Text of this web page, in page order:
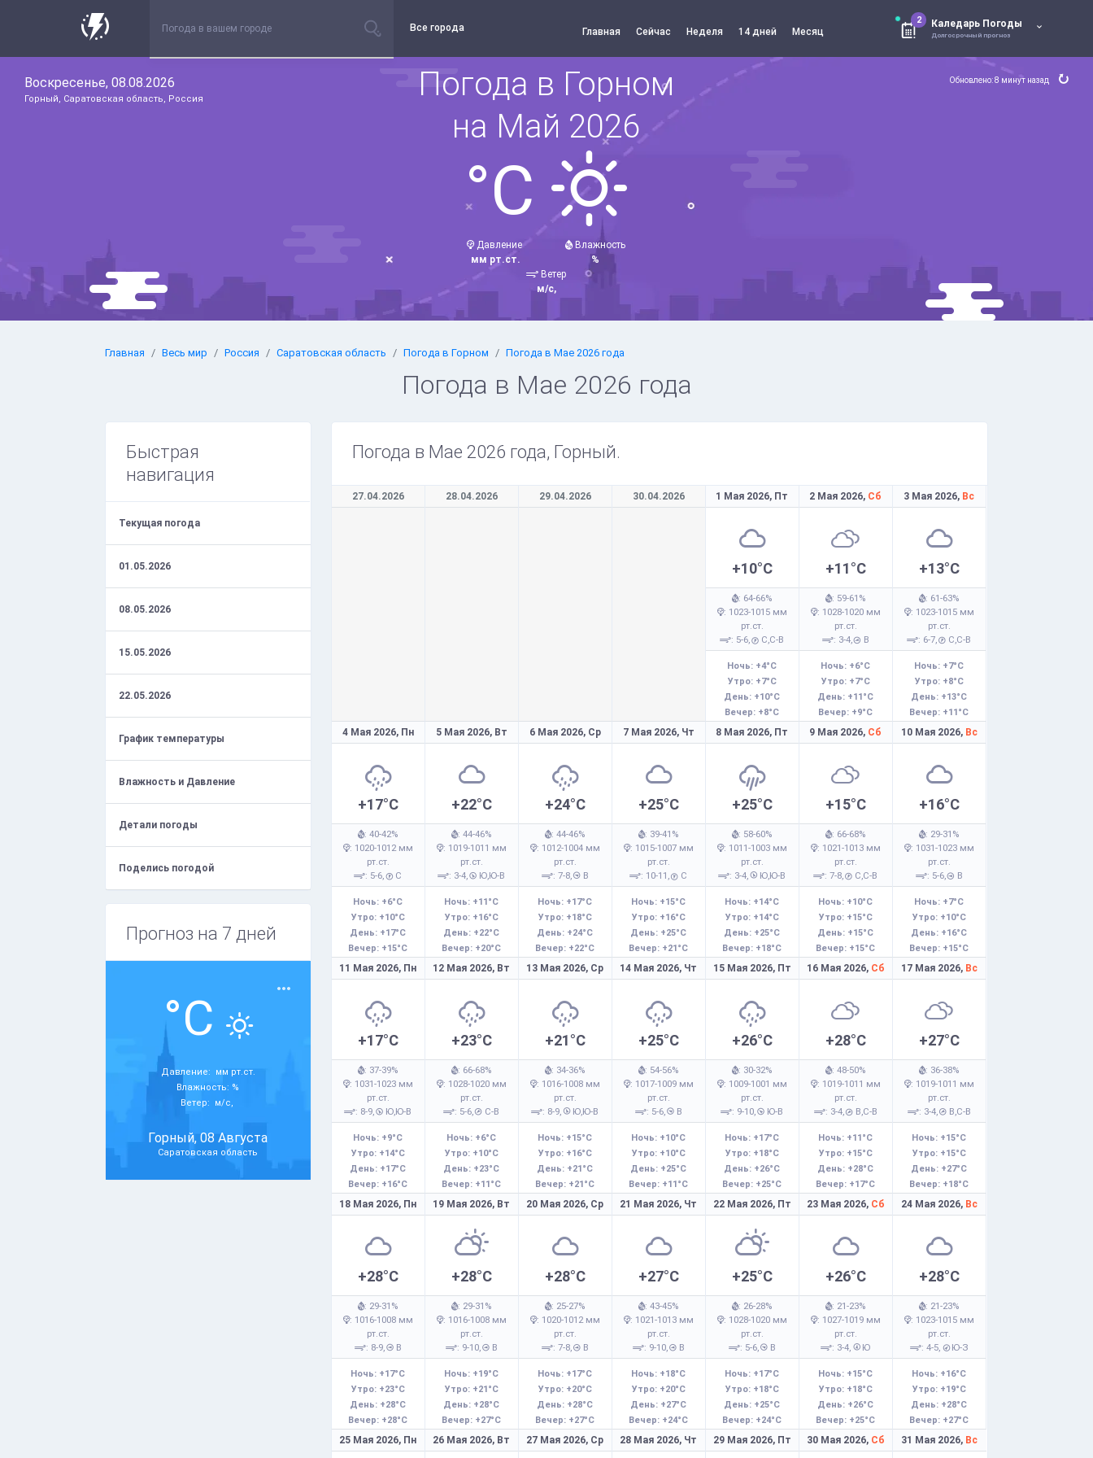
Все города Главная Сейчас Неделя 14 дней Месяц
2 Каледарь Погоды
Долгосрочный прогноз
Воскресенье, 08.08.2026
Горный, Саратовская область, Россия
Обновлено: 8 минут назад
Погода в Горном
на Май 2026
°C
Давление
мм рт.ст.
Влажность
%
Ветер
м/с,
Главная Весь мир Россия Саратовская область Погода в Горном Погода в Мае 2026 года
Погода в Мае 2026 года
Быстрая
навигация
Текущая погода
01.05.2026
08.05.2026
15.05.2026
22.05.2026
График температуры
Влажность и Давление
Детали погоды
Поделись погодой
Прогноз на 7 дней
°C
Давление: мм рт.ст.
Влажность: %
Ветер: м/с,
Горный, 08 Августа
Саратовская область
Погода в Мае 2026 года, Горный.
27.04.2026 28.04.2026 29.04.2026 30.04.2026 1 Мая 2026, Пт
+10°C
: 64-66%
: 1023-1015 мм
рт.ст.
: 5-6,
С,С-В
Ночь: +4°C
Утро: +7°C
День: +10°C
Вечер: +8°C
2 Мая 2026, Сб
+11°C
: 59-61%
: 1028-1020 мм
рт.ст.
: 3-4,
В
Ночь: +6°C
Утро: +7°C
День: +11°C
Вечер: +9°C
3 Мая 2026, Вс
+13°C
: 61-63%
: 1023-1015 мм
рт.ст.
: 6-7,
С,С-В
Ночь: +7°C
Утро: +8°C
День: +13°C
Вечер: +11°C
4 Мая 2026, Пн
+17°C
: 40-42%
: 1020-1012 мм
рт.ст.
: 5-6,
С
Ночь: +6°C
Утро: +10°C
День: +17°C
Вечер: +15°C
5 Мая 2026, Вт
+22°C
: 44-46%
: 1019-1011 мм
рт.ст.
: 3-4,
Ю,Ю-В
Ночь: +11°C
Утро: +16°C
День: +22°C
Вечер: +20°C
6 Мая 2026, Ср
+24°C
: 44-46%
: 1012-1004 мм
рт.ст.
: 7-8, В
Ночь: +17°C
Утро: +18°C
День: +24°C
Вечер: +22°C
7 Мая 2026, Чт
+25°C
: 39-41%
: 1015-1007 мм
рт.ст.
: 10-11,
С
Ночь: +15°C
Утро: +16°C
День: +25°C
Вечер: +21°C
8 Мая 2026, Пт
+25°C
: 58-60%
: 1011-1003 мм
рт.ст.
: 3-4,
Ю,Ю-В
Ночь: +14°C
Утро: +14°C
День: +25°C
Вечер: +18°C
9 Мая 2026, Сб
+15°C
: 66-68%
: 1021-1013 мм
рт.ст.
: 7-8,
С,С-В
Ночь: +10°C
Утро: +15°C
День: +15°C
Вечер: +15°C
10 Мая 2026, Вс
+16°C
: 29-31%
: 1031-1023 мм
рт.ст.
: 5-6,
В
Ночь: +7°C
Утро: +10°C
День: +16°C
Вечер: +15°C
11 Мая 2026, Пн
+17°C
: 37-39%
: 1031-1023 мм
рт.ст.
: 8-9,
Ю,Ю-В
Ночь: +9°C
Утро: +14°C
День: +17°C
Вечер: +16°C
12 Мая 2026, Вт
+23°C
: 66-68%
: 1028-1020 мм
рт.ст.
: 5-6,
С-В
Ночь: +6°C
Утро: +10°C
День: +23°C
Вечер: +11°C
13 Мая 2026, Ср
+21°C
: 34-36%
: 1016-1008 мм
рт.ст.
: 8-9, Ю,Ю-В
Ночь: +15°C
Утро: +16°C
День: +21°C
Вечер: +21°C
14 Мая 2026, Чт
+25°C
: 54-56%
: 1017-1009 мм
рт.ст.
: 5-6, В
Ночь: +10°C
Утро: +10°C
День: +25°C
Вечер: +11°C
15 Мая 2026, Пт
+26°C
: 30-32%
: 1009-1001 мм
рт.ст.
: 9-10,
Ю-В
Ночь: +17°C
Утро: +18°C
День: +26°C
Вечер: +25°C
16 Мая 2026, Сб
+28°C
: 48-50%
: 1019-1011 мм
рт.ст.
: 3-4, В,С-В
Ночь: +11°C
Утро: +15°C
День: +28°C
Вечер: +17°C
17 Мая 2026, Вс
+27°C
: 36-38%
: 1019-1011 мм
рт.ст.
: 3-4, В,С-В
Ночь: +15°C
Утро: +15°C
День: +27°C
Вечер: +18°C
18 Мая 2026, Пн
+28°C
: 29-31%
: 1016-1008 мм
рт.ст.
: 8-9, В
Ночь: +17°C
Утро: +23°C
День: +28°C
Вечер: +28°C
19 Мая 2026, Вт
+28°C
: 29-31%
: 1016-1008 мм
рт.ст.
: 9-10, В
Ночь: +19°C
Утро: +21°C
День: +28°C
Вечер: +27°C
20 Мая 2026, Ср
+28°C
: 25-27%
: 1020-1012 мм
рт.ст.
: 7-8, В
Ночь: +17°C
Утро: +20°C
День: +28°C
Вечер: +27°C
21 Мая 2026, Чт
+27°C
: 43-45%
: 1021-1013 мм
рт.ст.
: 9-10, В
Ночь: +18°C
Утро: +20°C
День: +27°C
Вечер: +24°C
22 Мая 2026, Пт
+25°C
: 26-28%
: 1028-1020 мм
рт.ст.
: 5-6, В
Ночь: +17°C
Утро: +18°C
День: +25°C
Вечер: +24°C
23 Мая 2026, Сб
+26°C
: 21-23%
: 1027-1019 мм
рт.ст.
: 3-4, Ю
Ночь: +15°C
Утро: +18°C
День: +26°C
Вечер: +25°C
24 Мая 2026, Вс
+28°C
: 21-23%
: 1023-1015 мм
рт.ст.
: 4-5,
Ю-З
Ночь: +16°C
Утро: +19°C
День: +28°C
Вечер: +27°C
25 Мая 2026, Пн 26 Мая 2026, Вт 27 Мая 2026, Ср 28 Мая 2026, Чт 29 Мая 2026, Пт 30 Мая 2026, Сб 31 Мая 2026, Вс